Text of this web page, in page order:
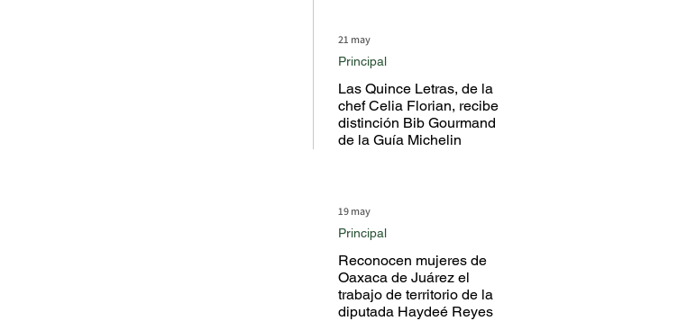
Las Quince Letras, de la
chef Celia Florian, recibe
distinción Bib Gourmand
de la Guía Michelin
Principal
21 may
Reconocen mujeres de
Oaxaca de Juárez el
trabajo de territorio de la
diputada Haydeé Reyes
Principal
19 may